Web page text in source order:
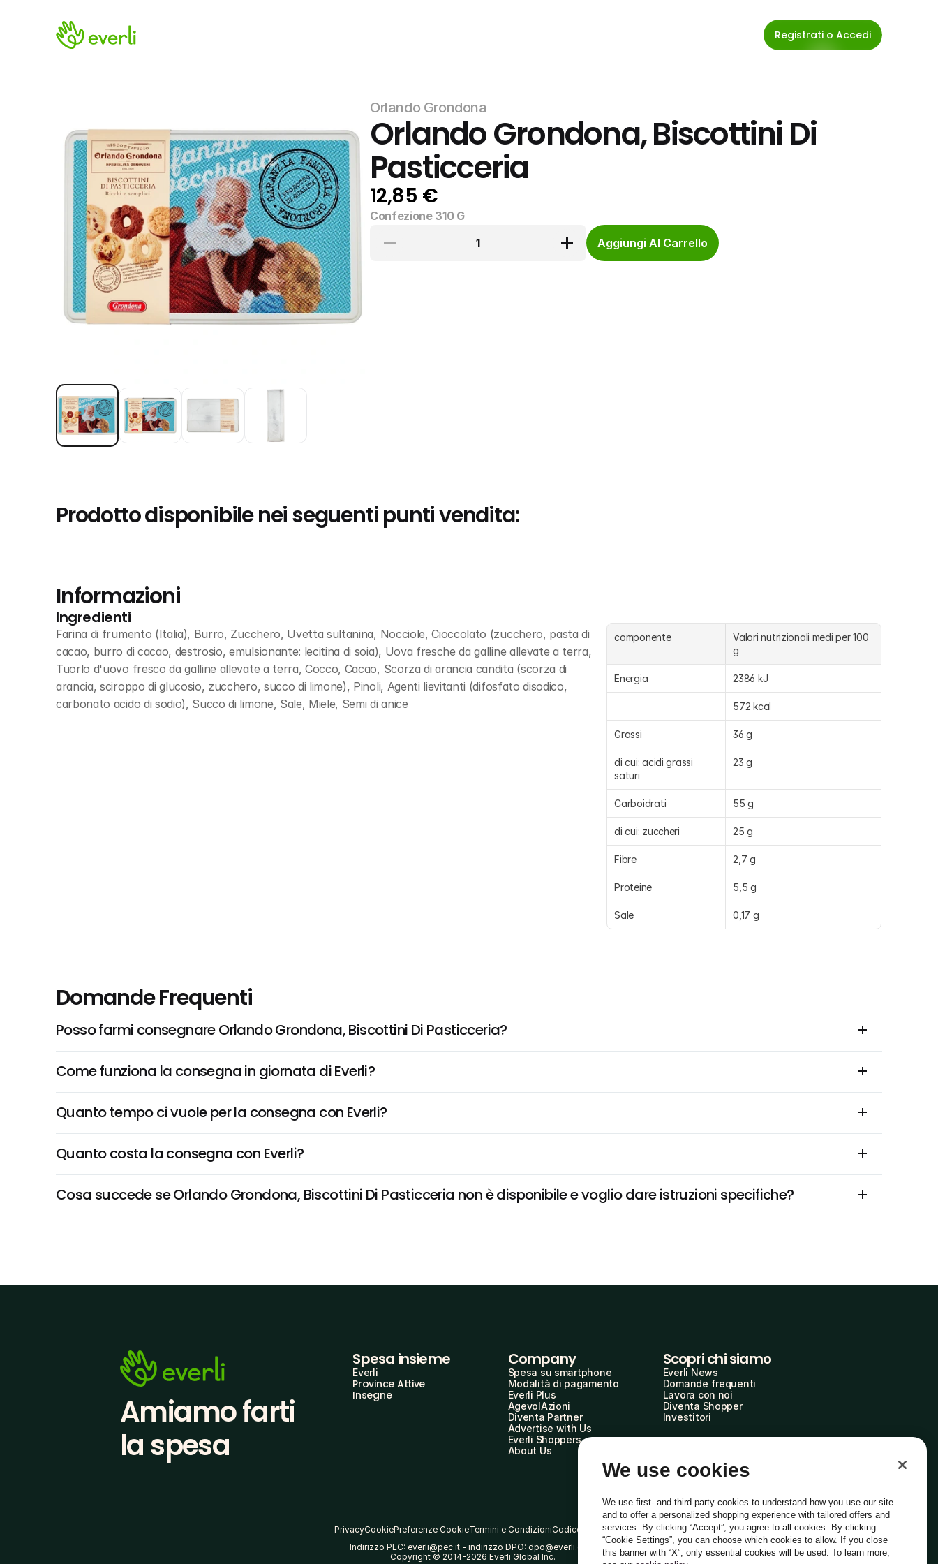
Registrati o Accedi
Orlando Grondona
Orlando Grondona, Biscottini Di
Pasticceria
12,85 €
Confezione 310 G
1
Aggiungi Al Carrello
Prodotto disponibile nei seguenti punti vendita:
Informazioni
Ingredienti
Farina di frumento (Italia), Burro, Zucchero, Uvetta sultanina, Nocciole, Cioccolato (zucchero, pasta di
cacao, burro di cacao, destrosio, emulsionante: lecitina di soia), Uova fresche da galline allevate a terra,
Tuorlo d'uovo fresco da galline allevate a terra, Cocco, Cacao, Scorza di arancia candita (scorza di
arancia, sciroppo di glucosio, zucchero, succo di limone), Pinoli, Agenti lievitanti (difosfato disodico,
carbonato acido di sodio), Succo di limone, Sale, Miele, Semi di anice
componente
Valori nutrizionali medi per 100
g
Energia 2386 kJ
572 kcal
Grassi 36 g
di cui: acidi grassi
saturi
23 g
Carboidrati 55 g
di cui: zuccheri 25 g
Fibre 2,7 g
Proteine 5,5 g
Sale 0,17 g
Domande Frequenti
Posso farmi consegnare Orlando Grondona, Biscottini Di Pasticceria?
Come funziona la consegna in giornata di Everli?
Quanto tempo ci vuole per la consegna con Everli?
Quanto costa la consegna con Everli?
Cosa succede se Orlando Grondona, Biscottini Di Pasticceria non è disponibile e voglio dare istruzioni specifiche?
Amiamo farti
la spesa
Spesa insieme
Everli
Province Attive
Insegne
Company
Spesa su smartphone
Modalità di pagamento
Everli Plus
AgevolAzioni
Diventa Partner
Advertise with Us
Everli Shoppers
About Us
Scopri chi siamo
Everli News
Domande frequenti
Lavora con noi
Diventa Shopper
Investitori
PrivacyCookiePreferenze CookieTermini e CondizioniCodice Etico
Indirizzo PEC: everli@pec.it - indirizzo DPO: dpo@everli.com
Copyright © 2014-2026 Everli Global Inc.
Italiano
We use cookies
We use first- and third-party cookies to understand how you use our site
and to offer a personalized shopping experience with tailored offers and
services. By clicking “Accept”, you agree to all cookies. By clicking
“Cookie Settings”, you can choose which cookies to allow. If you close
this banner with “X”, only essential cookies will be used. To learn more,